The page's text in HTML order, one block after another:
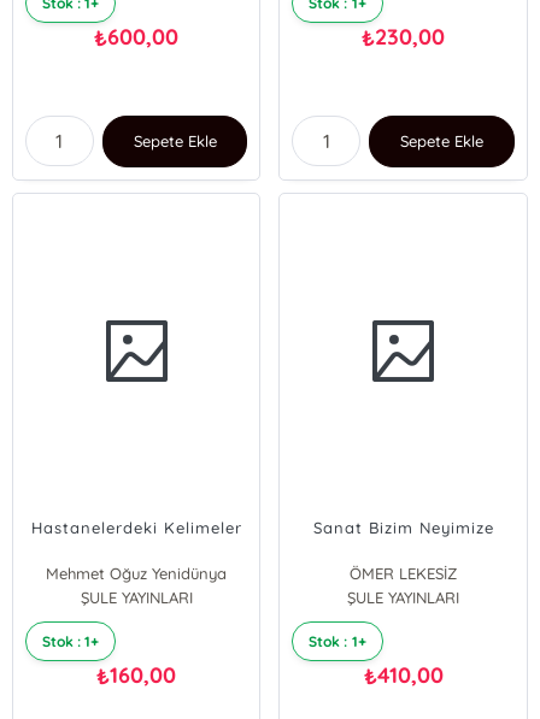
₺600,00
Sepete Ekle
₺230,00
Sepete Ekle
Hastanelerdeki Kelimeler
Mehmet Oğuz Yenidünya
ŞULE YAYINLARI
Stok : 1+
₺160,00
Sanat Bizim Neyimize
ÖMER LEKESİZ
ŞULE YAYINLARI
Stok : 1+
₺410,00